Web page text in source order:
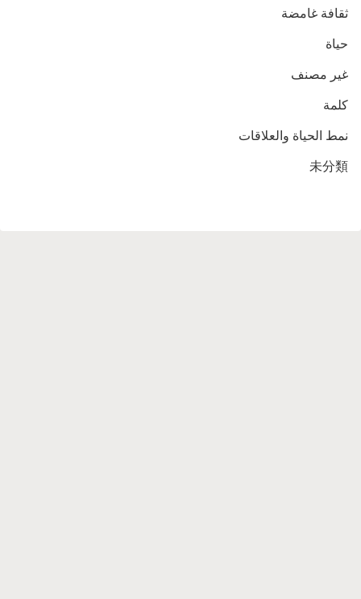
ثقافة غامضة
حياة
غير مصنف
كلمة
نمط الحياة والعلاقات
未分類